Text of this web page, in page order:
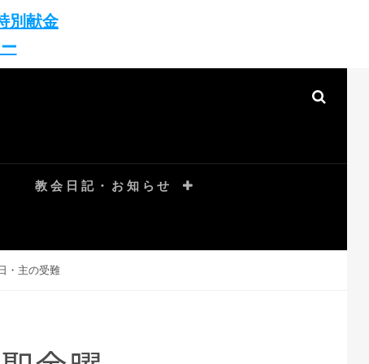
別献金
教会日記・お知らせ
・主の受難